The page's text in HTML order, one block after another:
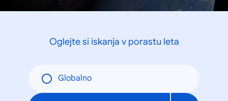
Oglejte si iskanja v porastu leta
Globalno